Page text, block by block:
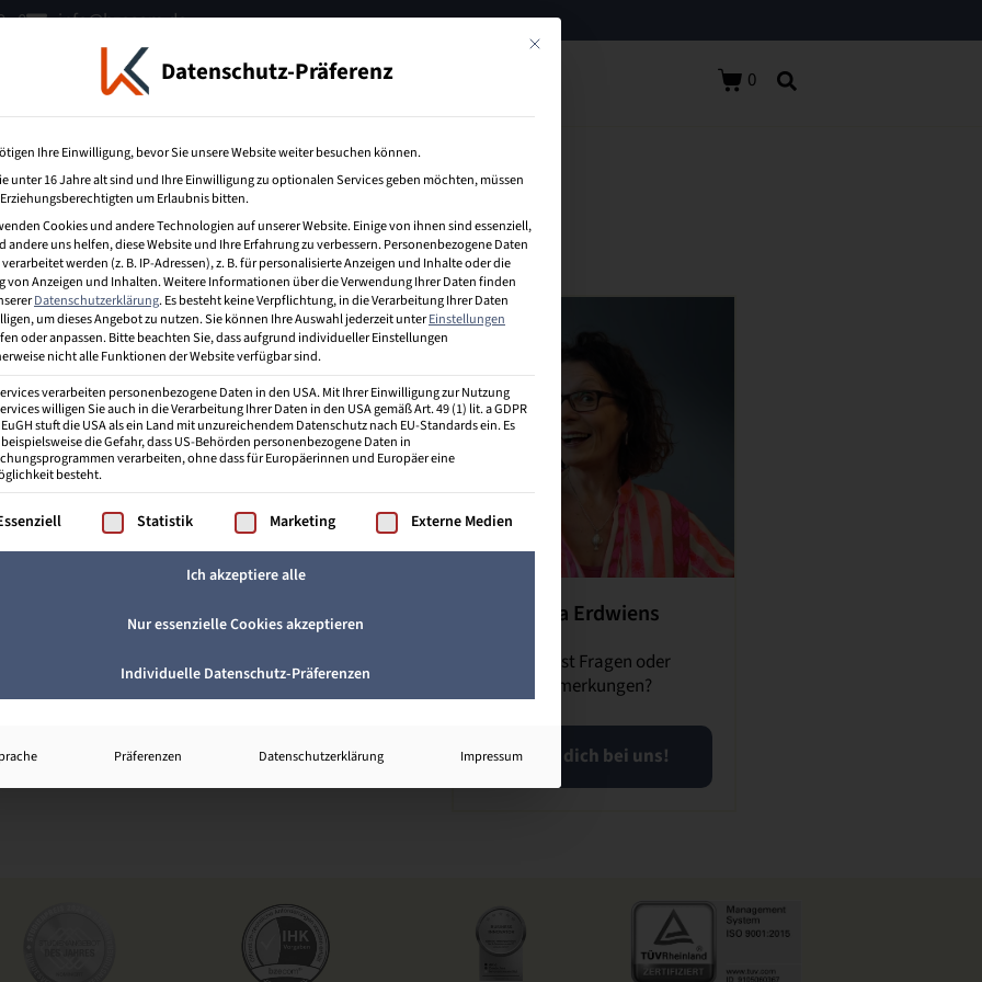
- 0 info@bzecom.de
IT-Weiterbildung Über uns 0
verkauft und Usern, die gerade online
der Werbeplätze parallel zum Aufruf einer Website
auf dem versteigerten Werbeplatz
Inka Erdwiens
Du hast Fragen oder
Anmerkungen?
Meld dich bei uns!
Mit diesem Button wird der Dialog geschlossen. Seine Funktionalität ist identisch
Datenschutz-Präferenz
Ihre Einwilligung, bevor Sie unsere Website weiter besuchen können.
unter 16 Jahre alt sind und Ihre Einwilligung zu optionalen Services geben möchten, müssen
um Erlaubnis bitten.
Cookies und andere Technologien auf unserer Website. Einige von ihnen sind essenziell,
andere uns helfen, diese Website und Ihre Erfahrung zu verbessern.Personenbezogene Daten
werden (z. B. IP-Adressen), z. B. für personalisierte Anzeigen und Inhalte oder die
von Anzeigen und Inhalten.Weitere Informationen über die Verwendung Ihrer Daten finden
Datenschutzerklärung.Es besteht keine Verpflichtung, in die Verarbeitung Ihrer Daten
um dieses Angebot zu nutzen.Sie können Ihre Auswahl jederzeit unterEinstellungen
oder anpassen.Bitte beachten Sie, dass aufgrund individueller Einstellungen
nicht alle Funktionen der Website verfügbar sind.
verarbeiten personenbezogene Daten in den USA. Mit Ihrer Einwilligung zur Nutzung
willigen Sie auch in die Verarbeitung Ihrer Daten in den USA gemäß Art. 49 (1) lit. a GDPR
stuft die USA als ein Land mit unzureichendem Datenschutz nach EU-Standards ein. Es
die Gefahr, dass US-Behörden personenbezogene Daten in
verarbeiten, ohne dass für Europäerinnen und Europäer eine
besteht.
eine Liste der Service-Gruppen, für die eine Einwilligung erteilt werden kann. Die erste Service-Gruppe ist essenziell und kann
Statistik Marketing Externe Medien
Ich akzeptiere alle
Nur essenzielle Cookies akzeptieren
Individuelle Datenschutz-Präferenzen
Präferenzen Datenschutzerklärung Impressum